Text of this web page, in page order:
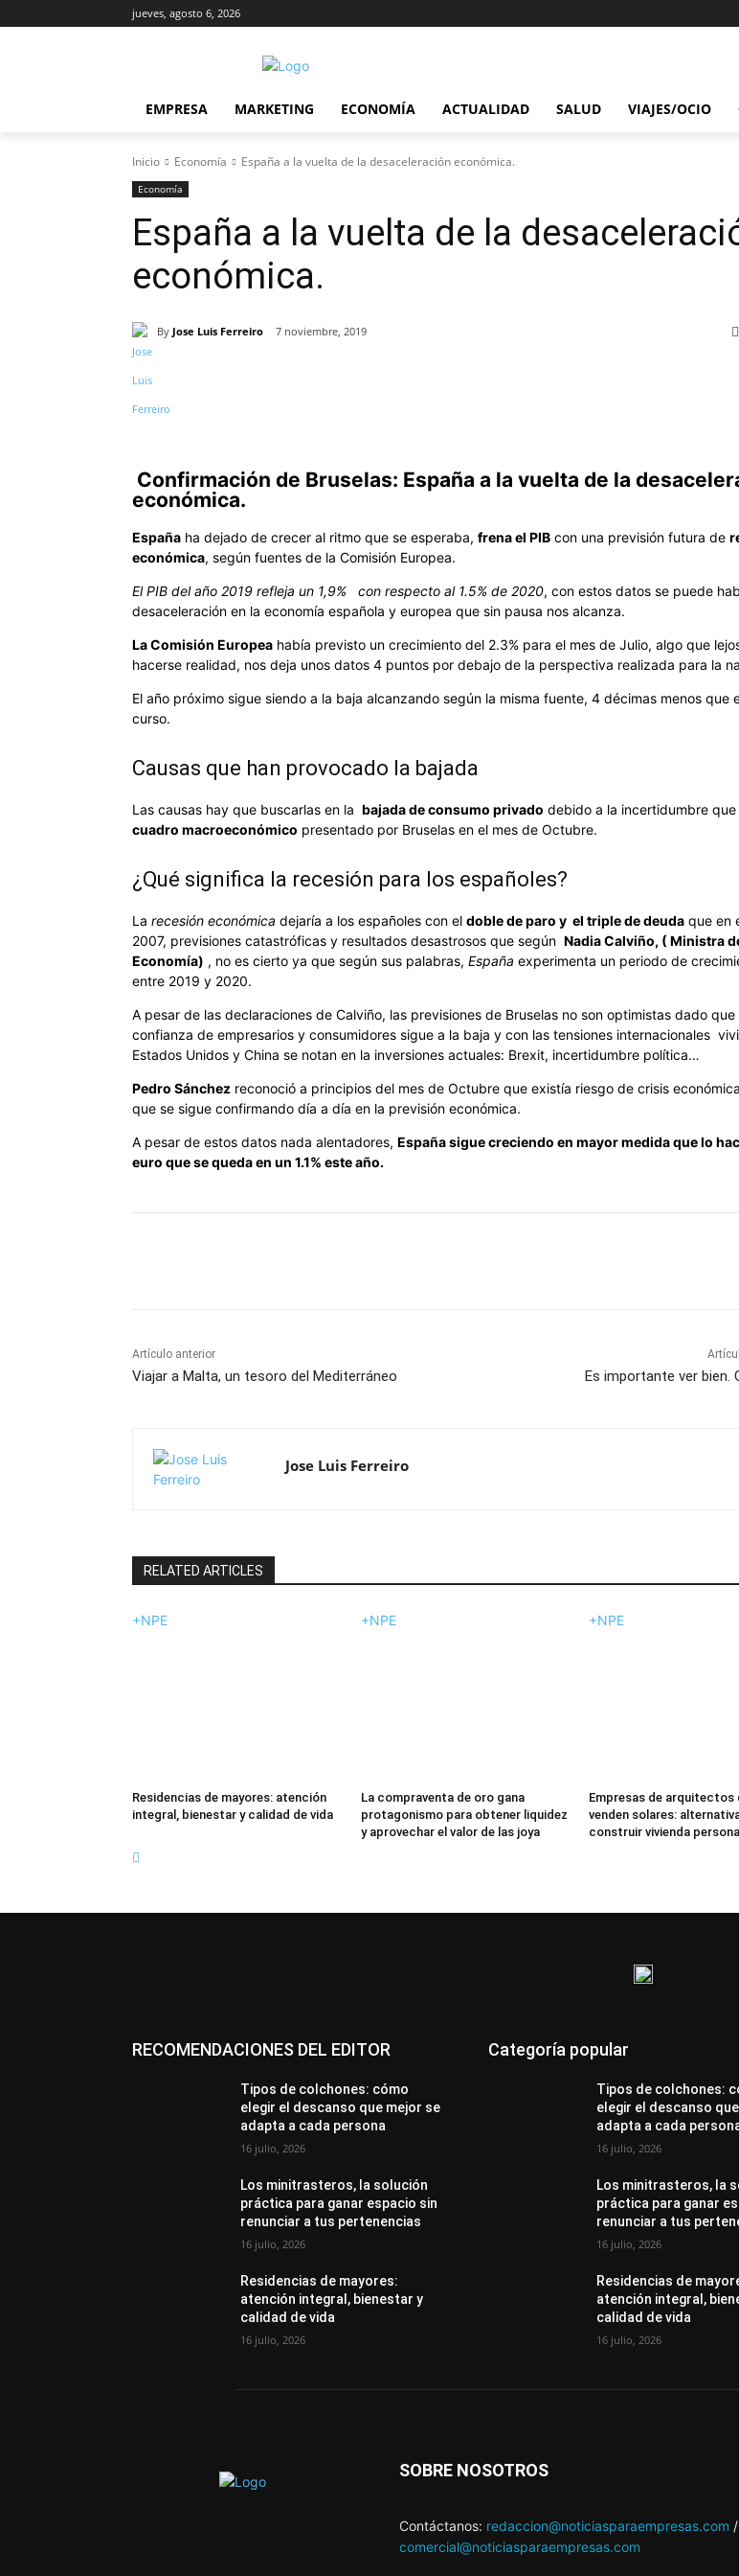
jueves, agosto 6, 2026
EMPRESA MARKETING ECONOMÍA ACTUALIDAD SALUD VIAJES/OCIO
Inicio Economía España a la vuelta de la desaceleración económica.
Economía
España a la vuelta de la
económica.
By Jose Luis Ferreiro 7 noviembre, 2019
Confirmación de Bruselas: España a la vuelta de la
económica.
España ha dejado de crecer al ritmo que se esperaba, frena el PIB con una previsión futura de
económica, según fuentes de la Comisión Europea.
El PIB del año 2019 refleja un 1,9% con respecto al 1.5% de 2020, con estos datos se puede
desaceleración en la economía española y europea que sin pausa nos alcanza.
La Comisión Europea había previsto un crecimiento del 2.3% para el mes de Julio, algo que
hacerse realidad, nos deja unos datos 4 puntos por debajo de la perspectiva realizada para la
El año próximo sigue siendo a la baja alcanzando según la misma fuente, 4 décimas menos que
curso.
Causas que han provocado la bajada
Las causas hay que buscarlas en la bajada de consumo privado debido a la incertidumbre
cuadro macroeconómico presentado por Bruselas en el mes de Octubre.
¿Qué significa la recesión para los españoles?
La recesión económica dejaría a los españoles con el doble de paro y el triple de deuda que en
2007, previsiones catastróficas y resultados desastrosos que según Nadia Calviño, ( Ministra
Economía) , no es cierto ya que según sus palabras, España experimenta un periodo de
entre 2019 y 2020.
A pesar de las declaraciones de Calviño, las previsiones de Bruselas no son optimistas dado que
confianza de empresarios y consumidores sigue a la baja y con las tensiones internacionales
Estados Unidos y China se notan en la inversiones actuales: Brexit, incertidumbre política…
Pedro Sánchez reconoció a principios del mes de Octubre que existía riesgo de crisis
que se sigue confirmando día a día en la previsión económica.
A pesar de estos datos nada alentadores, España sigue creciendo en mayor medida que lo
euro que se queda en un 1.1% este año.
Artículo anterior
Viajar a Malta, un tesoro del Mediterráneo Es importante ver bien.
Jose Luis Ferreiro
RELATED ARTICLES
+NPE
Residencias de mayores: atención
integral, bienestar y calidad de vida
+NPE
La compraventa de oro gana
protagonismo para obtener liquidez
y aprovechar el valor de las joya
+NPE
Empresas de arquitectos
venden solares:
construir vivienda
RECOMENDACIONES DEL EDITOR
Tipos de colchones: cómo
elegir el descanso que mejor se
adapta a cada persona
16 julio, 2026
Los minitrasteros, la solución
práctica para ganar espacio sin
renunciar a tus pertenencias
16 julio, 2026
Residencias de mayores:
atención integral, bienestar y
calidad de vida
16 julio, 2026
Categoría popular
Tipos de colchones:
elegir el descanso
adapta a cada
16 julio, 2026
Los minitrasteros, la
práctica para ganar
renunciar a tus
16 julio, 2026
Residencias de
atención integral,
calidad de vida
16 julio, 2026
SOBRE NOSOTROS
Contáctanos: redaccion@noticiasparaempresas.com /
comercial@noticiasparaempresas.com